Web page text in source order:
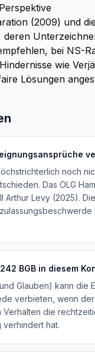
(2009) und
deren
bei NS-
wie
Lösungen
noch
Das OLG
Arthur Levy (2025).
BGB in diesem
Glauben) kann die
verbieten, wenn
Verhalten die
verhindert hat.